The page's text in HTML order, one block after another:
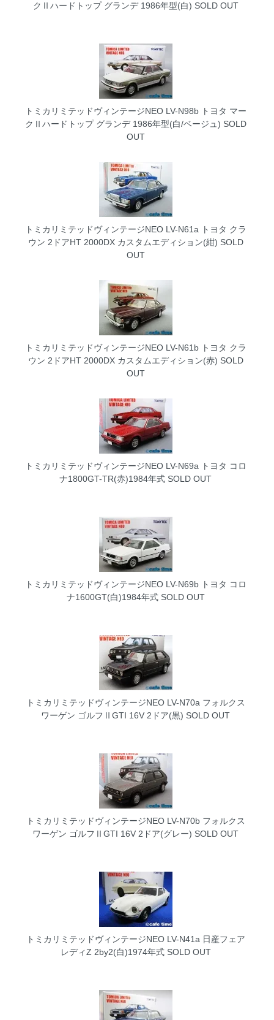
クⅡハードトップ グランデ 1986年型(白) SOLD OUT
トミカリミテッドヴィンテージNEO LV-N98b トヨタ マー
クⅡハードトップ グランデ 1986年型(白/ベージュ) SOLD
OUT
トミカリミテッドヴィンテージNEO LV-N61a トヨタ クラ
ウン 2ドアHT 2000DX カスタムエディション(紺) SOLD
OUT
トミカリミテッドヴィンテージNEO LV-N61b トヨタ クラ
ウン 2ドアHT 2000DX カスタムエディション(赤) SOLD
OUT
トミカリミテッドヴィンテージNEO LV-N69a トヨタ コロ
ナ1800GT-TR(赤)1984年式 SOLD OUT
トミカリミテッドヴィンテージNEO LV-N69b トヨタ コロ
ナ1600GT(白)1984年式SOLD OUT
トミカリミテッドヴィンテージNEO LV-N70a フォルクス
ワーゲン ゴルフⅡGTI 16V 2ドア(黒) SOLD OUT
トミカリミテッドヴィンテージNEO LV-N70b フォルクス
ワーゲン ゴルフⅡGTI 16V 2ドア(グレー) SOLD OUT
トミカリミテッドヴィンテージNEO LV-N41a 日産フェア
レディZ 2by2(白)1974年式SOLD OUT